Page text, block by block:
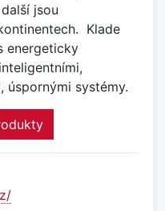
jsou
Klade
energeticky
úspornými systémy.